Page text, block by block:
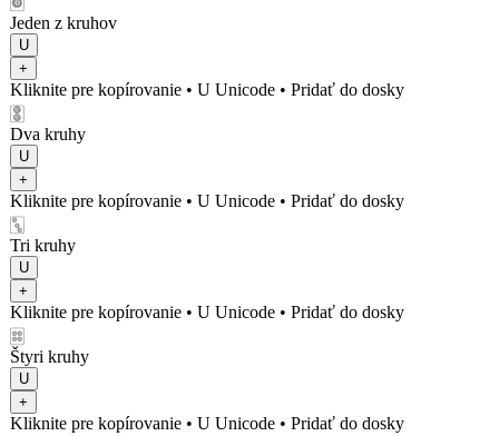
Jeden z kruhov
U
+
Kliknite pre kopírovanie • U Unicode • Pridať do dosky
🀚
Dva kruhy
U
+
Kliknite pre kopírovanie • U Unicode • Pridať do dosky
🀛
Tri kruhy
U
+
Kliknite pre kopírovanie • U Unicode • Pridať do dosky
🀜
Štyri kruhy
U
+
Kliknite pre kopírovanie • U Unicode • Pridať do dosky